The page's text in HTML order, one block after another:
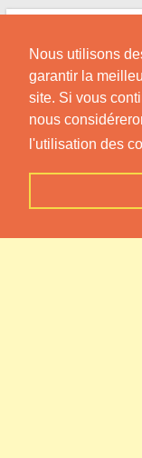
Nous utilisons
garantir la
site. Si vous
nous
l'utilisation des
Skip
content
Informations sur les
Vieux-